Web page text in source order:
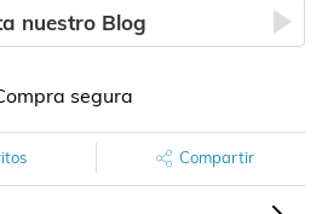
nuestro Blog
segura
Compartir